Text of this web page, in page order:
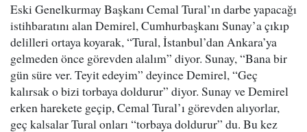
Eski Genelkurmay Başkanı Cemal Tural’ın darbe yapacağı
istihbaratını alan Demirel, Cumhurbaşkanı Sunay’a çıkıp
delilleri ortaya koyarak, “Tural, İstanbul’dan Ankara’ya
gelmeden önce görevden alalım” diyor. Sunay, “Bana bir
gün süre ver. Teyit edeyim” deyince Demirel, “Geç
kalırsak o bizi torbaya doldurur” diyor. Sunay ve Demirel
erken harekete geçip, Cemal Tural’ı görevden alıyorlar,
geç kalsalar Tural onları “torbaya doldurur” du. Bu kez